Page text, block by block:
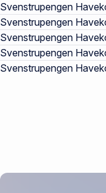
Svenstrupengen
Svenstrupengen
Svenstrupengen
Svenstrupengen
Svenstrupengen